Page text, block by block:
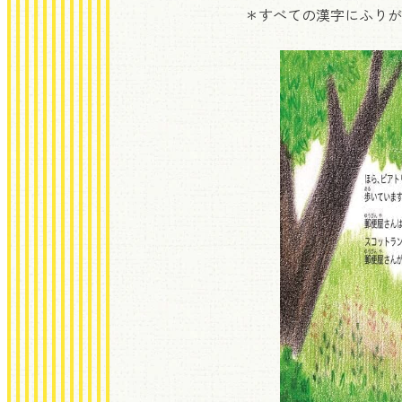
＊すべての漢字にふり